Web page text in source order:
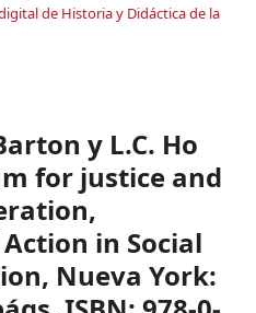
de Historia y Didáctica de la
y L.C. Ho
for justice and
in Social
Nueva York: